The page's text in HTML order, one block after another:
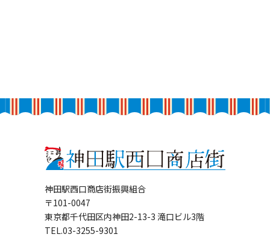
神田駅西口商店街振興組合
〒101-0047
東京都千代田区内神田2-13-3 滝口ビル3階
TEL.03-3255-9301